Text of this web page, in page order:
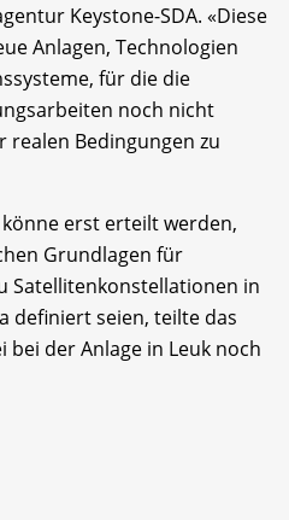
Keystone-SDA. «Diese
Anlagen, Technologien
für die die
noch nicht
realen Bedingungen zu
erst erteilt werden,
Grundlagen für
Satellitenkonstellationen in
definiert seien, teilte das
bei der Anlage in Leuk noch